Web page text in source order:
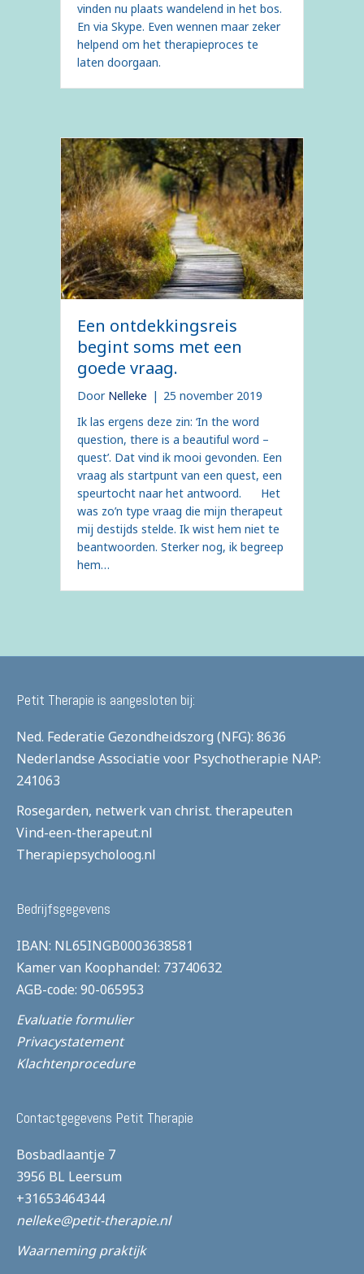
vinden nu plaats wandelend in het bos.
En via Skype. Even wennen maar zeker
helpend om het therapieproces te
laten doorgaan.
Een ontdekkingsreis
begint soms met een
goede vraag.
Door Nelleke | 25 november 2019
Ik las ergens deze zin: ‘In the word
question, there is a beautiful word –
quest’. Dat vind ik mooi gevonden. Een
vraag als startpunt van een quest, een
speurtocht naar het antwoord.⠀⠀ Het
was zo’n type vraag die mijn therapeut
mij destijds stelde. Ik wist hem niet te
beantwoorden. Sterker nog, ik begreep
hem…
Petit Therapie is aangesloten bij:
Ned. Federatie Gezondheidszorg (NFG): 8636
Nederlandse Associatie voor Psychotherapie NAP:
241063
Rosegarden, netwerk van christ. therapeuten
Vind-een-therapeut.nl
Therapiepsycholoog.nl
Bedrijfsgegevens
IBAN: NL65INGB0003638581
Kamer van Koophandel: 73740632
AGB-code: 90-065953
Evaluatie formulier
Privacystatement
Klachtenprocedure
Contactgegevens Petit Therapie
Bosbadlaantje 7
3956 BL Leersum
+31653464344
nelleke@petit-therapie.nl
Waarneming praktijk